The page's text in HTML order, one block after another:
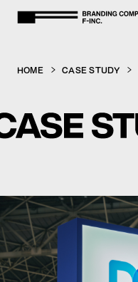
OUR PURPOSE
CASE STUDY
COMPANY
HOME CASE STUDY